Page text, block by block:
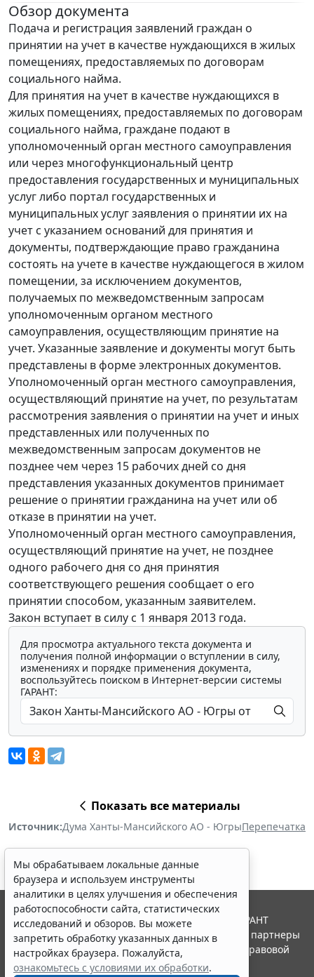
Обзор документа
Подача и регистрация заявлений граждан о
принятии на учет в качестве нуждающихся в жилых
помещениях, предоставляемых по договорам
социального найма.
Для принятия на учет в качестве нуждающихся в
жилых помещениях, предоставляемых по договорам
социального найма, граждане подают в
уполномоченный орган местного самоуправления
или через многофункциональный центр
предоставления государственных и муниципальных
услуг либо портал государственных и
муниципальных услуг заявления о принятии их на
учет с указанием оснований для принятия и
документы, подтверждающие право гражданина
состоять на учете в качестве нуждающегося в жилом
помещении, за исключением документов,
получаемых по межведомственным запросам
уполномоченным органом местного
самоуправления, осуществляющим принятие на
учет. Указанные заявление и документы могут быть
представлены в форме электронных документов.
Уполномоченный орган местного самоуправления,
осуществляющий принятие на учет, по результатам
рассмотрения заявления о принятии на учет и иных
представленных или полученных по
межведомственным запросам документов не
позднее чем через 15 рабочих дней со дня
представления указанных документов принимает
решение о принятии гражданина на учет или об
отказе в принятии на учет.
Уполномоченный орган местного самоуправления,
осуществляющий принятие на учет, не позднее
одного рабочего дня со дня принятия
соответствующего решения сообщает о его
принятии способом, указанным заявителем.
Закон вступает в силу с 1 января 2013 года.
Для просмотра актуального текста документа и
получения полной информации о вступлении в силу,
изменениях и порядке применения документа,
воспользуйтесь поиском в Интернет-версии системы
ГАРАНТ:
Показать все материалы
Источник:Дума Ханты-Мансийского АО - ЮгрыПерепечатка
Мы обрабатываем локальные данные
браузера и используем инструменты
аналитики в целях улучшения и обеспечения
работоспособности сайта, статистических
исследований и обзоров. Вы можете
запретить обработку указанных данных в
настройках браузера. Пожалуйста,
ознакомьтесь с условиями их обработки.
© ООО "НПП "ГАРАНТ-СЕРВИС", 2026. Система ГАРАНТ
выпускается с 1990 года. Компания "Гарант" и ее партнеры
являются участниками Российской ассоциации правовой
информации ГАРАНТ.